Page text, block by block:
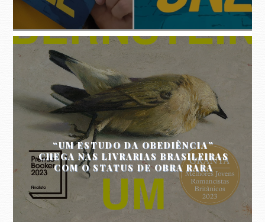
“UM ESTUDO DA OBEDIÊNCIA”
CHEGA NAS LIVRARIAS BRASILEIRAS
COM O STATUS DE OBRA RARA